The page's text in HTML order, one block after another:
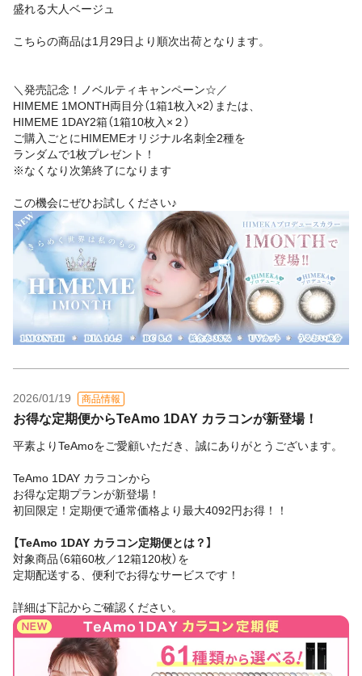
盛れる大人ベージュ
こちらの商品は1月29日より順次出荷となります。
＼発売記念！ノベルティキャンペーン☆／
HIMEME 1MONTH両目分（1箱1枚入×2）または、
HIMEME 1DAY2箱（1箱10枚入×２）
ご購入ごとにHIMEMEオリジナル名刺全2種を
ランダムで1枚プレゼント！
※なくなり次第終了になります
この機会にぜひお試しください♪
2026/01/19 商品情報
お得な定期便からTeAmo 1DAY カラコンが新登場！
平素よりTeAmoをご愛顧いただき、誠にありがとうございます。
TeAmo 1DAY カラコンから
お得な定期プランが新登場！
初回限定！定期便で通常価格より最大4092円お得！！
【TeAmo 1DAY カラコン定期便とは？】
対象商品（6箱60枚／12箱120枚）を
定期配送する、便利でお得なサービスです！
詳細は下記からご確認ください。